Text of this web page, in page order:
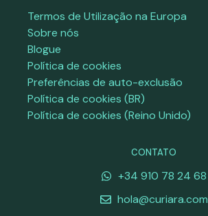
Termos de Utilização na Europa
Sobre nós
Blogue
Política de cookies
Preferências de auto-exclusão
Política de cookies (BR)
Política de cookies (Reino Unido)
CONTATO
+34 910 78 24 68
hola@curiara.com